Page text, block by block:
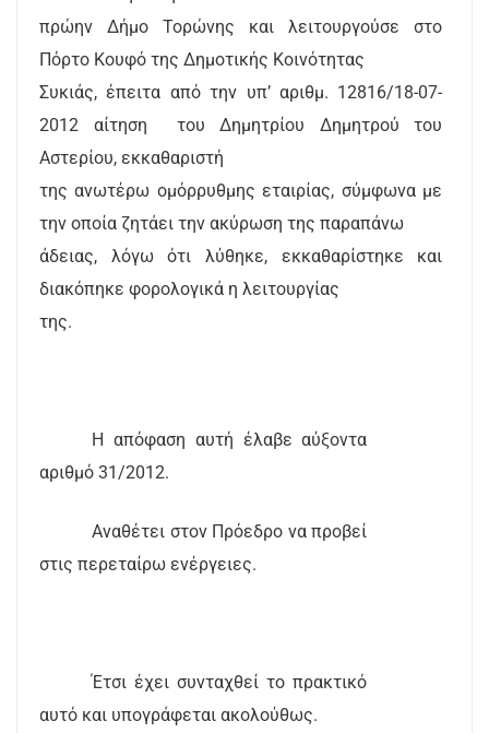
πρώην Δήμο Τορώνης και λειτουργούσε στο
Πόρτο Κουφό της Δημοτικής Κοινότητας
Συκιάς, έπειτα από την υπ’ αριθμ. 12816/18-07-
2012 αίτηση
του Δημητρίου Δημητρού του
Αστερίου, εκκαθαριστή
της ανωτέρω ομόρρυθμης εταιρίας, σύμφωνα με
την οποία ζητάει την ακύρωση της παραπάνω
άδειας, λόγω ότι λύθηκε, εκκαθαρίστηκε και
διακόπηκε φορολογικά η λειτουργίας
της.
Η απόφαση αυτή έλαβε αύξοντα
αριθμό 31/2012.
Αναθέτει στον Πρόεδρο να προβεί
στις περεταίρω ενέργειες.
Έτσι έχει συνταχθεί το πρακτικό
αυτό και υπογράφεται ακολούθως.